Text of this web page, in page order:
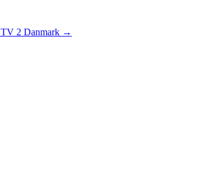
TV 2 Danmark →